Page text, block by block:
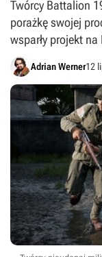
Twórcy Battalion
porażkę swojej
wsparły projekt
Adrian Werner12